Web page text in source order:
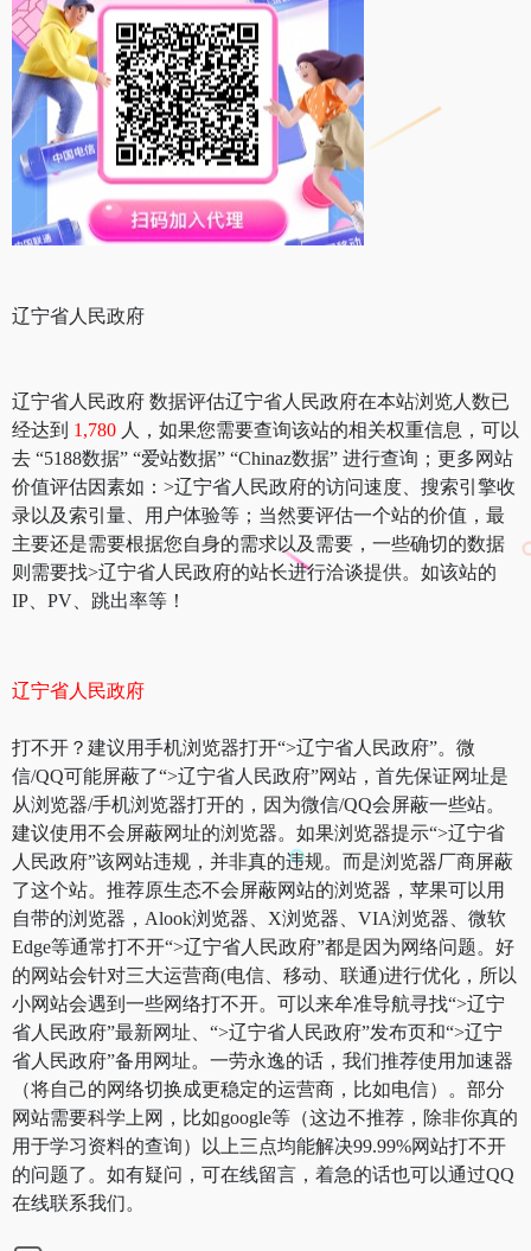
辽宁省人民政府
辽宁省人民政府 数据评估辽宁省人民政府在本站浏览人数已
经达到 1,780 人，如果您需要查询该站的相关权重信息，可以
去 “5188数据” “爱站数据” “Chinaz数据” 进行查询；更多网站
价值评估因素如：>辽宁省人民政府的访问速度、搜索引擎收
录以及索引量、用户体验等；当然要评估一个站的价值，最
主要还是需要根据您自身的需求以及需要，一些确切的数据
则需要找>辽宁省人民政府的站长进行洽谈提供。如该站的
IP、PV、跳出率等！
辽宁省人民政府
打不开？建议用手机浏览器打开“>辽宁省人民政府”。微
信/QQ可能屏蔽了“>辽宁省人民政府”网站，首先保证网址是
从浏览器/手机浏览器打开的，因为微信/QQ会屏蔽一些站。
建议使用不会屏蔽网址的浏览器。如果浏览器提示“>辽宁省
人民政府”该网站违规，并非真的违规。而是浏览器厂商屏蔽
了这个站。推荐原生态不会屏蔽网站的浏览器，苹果可以用
自带的浏览器，Alook浏览器、X浏览器、VIA浏览器、微软
Edge等通常打不开“>辽宁省人民政府”都是因为网络问题。好
的网站会针对三大运营商(电信、移动、联通)进行优化，所以
小网站会遇到一些网络打不开。可以来牟准导航寻找“>辽宁
省人民政府”最新网址、“>辽宁省人民政府”发布页和“>辽宁
省人民政府”备用网址。一劳永逸的话，我们推荐使用加速器
（将自己的网络切换成更稳定的运营商，比如电信）。部分
网站需要科学上网，比如google等（这边不推荐，除非你真的
用于学习资料的查询）以上三点均能解决99.99%网站打不开
的问题了。如有疑问，可在线留言，着急的话也可以通过QQ
在线联系我们。